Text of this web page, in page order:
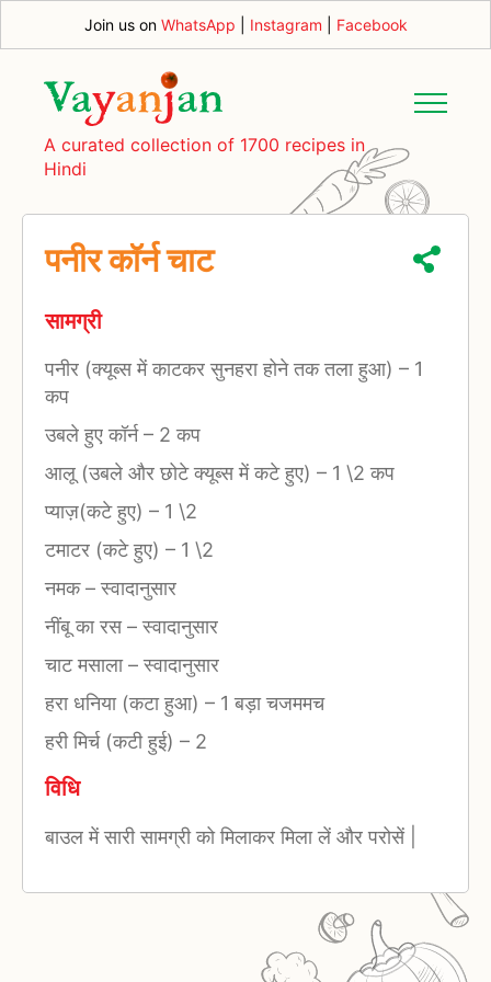
Join us on WhatsApp Instagram Facebook
A curated collection of 1700 recipes in
Hindi
पनीर कॉर्न चाट
सामग्री
पनीर (क्यूब्स में काटकर सुनहरा होने तक तला हुआ) – 1
कप
उबले हुए कॉर्न– 2 कप
आलू (उबले और छोटे क्यूब्स में कटे हुए) – 1 \2 कप
प्याज़(कटे हुए) – 1 \2
टमाटर (कटे हुए) – 1 \2
नमक–स्वादानुसार
नींबू का रस–स्वादानुसार
चाट मसाला–स्वादानुसार
हरा धनिया (कटा हुआ) – 1 बड़ा चजममच
हरी मिर्च (कटी हुई) – 2
विधि
बाउल में सारी सामग्री को मिलाकर मिला लें और परोसें |